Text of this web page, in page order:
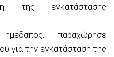
της εγκατάστασης
παραχώρησε
για την εγκατάσταση της